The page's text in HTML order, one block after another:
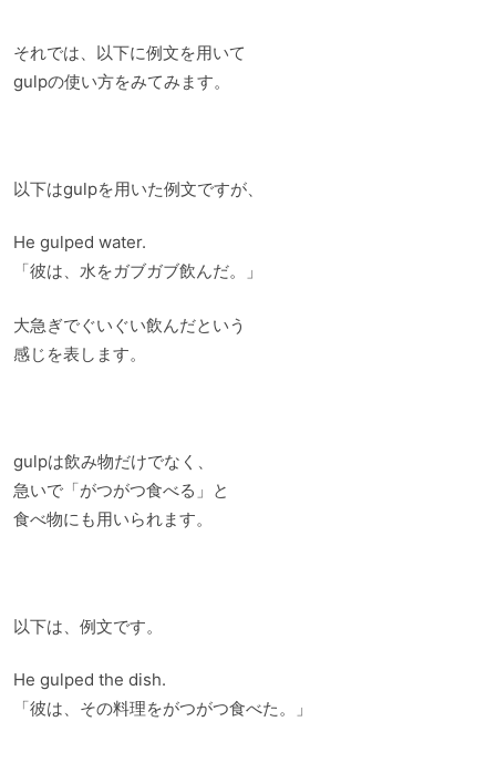
それでは、以下に例文を用いて
gulpの使い方をみてみます。
以下はgulpを用いた例文ですが、
He gulped water.
「彼は、水をガブガブ飲んだ。」
大急ぎでぐいぐい飲んだという
感じを表します。
gulpは飲み物だけでなく、
急いで「がつがつ食べる」と
食べ物にも用いられます。
以下は、例文です。
He gulped the dish.
「彼は、その料理をがつがつ食べた。」